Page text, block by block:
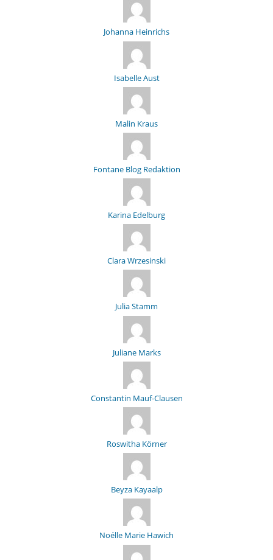
Johanna Heinrichs
Isabelle Aust
Malin Kraus
Fontane Blog Redaktion
Karina Edelburg
Clara Wrzesinski
Julia Stamm
Juliane Marks
Constantin Mauf-Clausen
Roswitha Körner
Beyza Kayaalp
Noélle Marie Hawich